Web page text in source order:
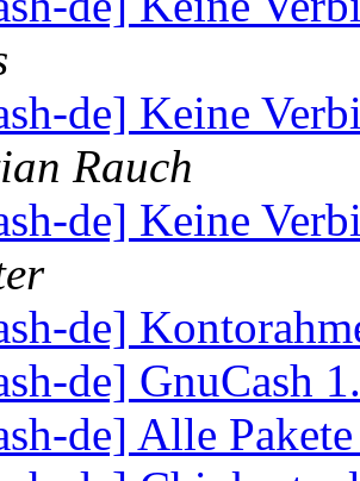
de] Keine
Rauch
de] Keine
de]
de] GnuCash
de] Alle